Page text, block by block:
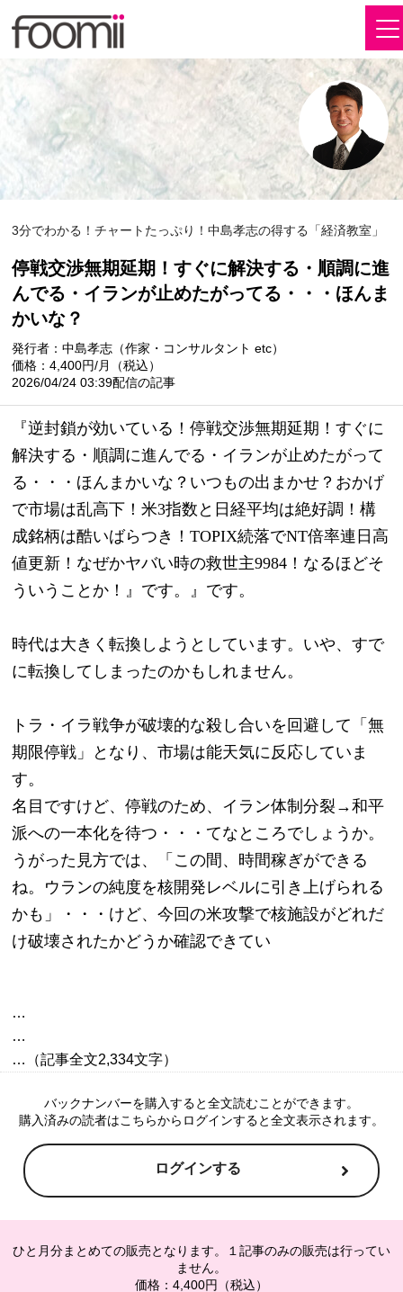
3分でわかる！チャートたっぷり！中島孝志の得する「経済教室」
​​​​​​​​​​​​​​​​​​​​​​​​​​​​​停戦交渉無期延期！すぐに解決する・順調に進
んでる・イランが止めたがってる・・・ほんま
かいな？
発行者：中島孝志（作家・コンサルタント etc）
価格：4,400円/月（税込）
2026/04/24 03:39配信の記事
『逆封鎖が効いている！停戦交渉無期延期！すぐに
解決する・順調に進んでる・イランが止めたがって
る・・・ほんまかいな？いつもの出まかせ？おかげ
で市場は乱高下！米3指数と日経平均は絶好調！構
成銘柄は酷いばらつき！TOPIX続落でNT倍率連日高
値更新！なぜかヤバい時の救世主9984！なるほどそ
ういうことか！』です。』です。
時代は大きく転換しようとしています。いや、すで
に転換してしまったのかもしれません。
トラ・イラ戦争が破壊的な殺し合いを回避して「無
期限停戦」となり、市場は能天気に反応していま
す。
名目ですけど、停戦のため、イラン体制分裂→和平
派への一本化を待つ・・・てなところでしょうか。
うがった見方では、「この間、時間稼ぎができる
ね。ウランの純度を核開発レベルに引き上げられる
かも」・・・けど、今回の米攻撃で核施設がどれだ
け破壊されたかどうか確認できてい
…
…
バックナンバーを購入すると全文読むことができます。
購入済みの読者はこちらからログインすると全文表示されます。
ログインする
ひと月分まとめての販売となります。１記事のみの販売は行ってい
ません。
価格：4,400円（税込）